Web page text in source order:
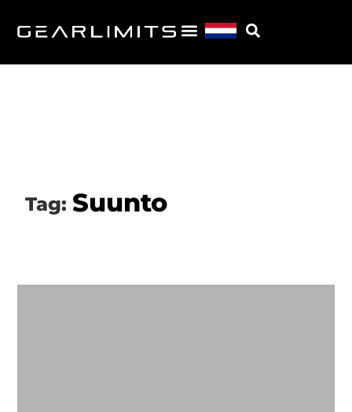
Tag:Suunto